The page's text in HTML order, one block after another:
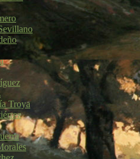
Troya